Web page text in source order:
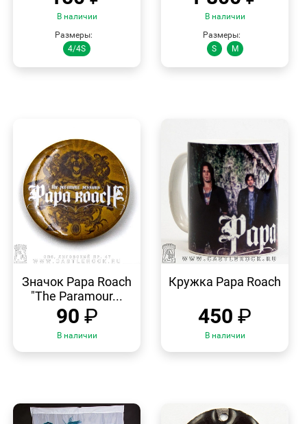
В наличии
Размеры:
4/4S
В наличии
Размеры:
S
M
ПРОСМОТР
Значок Papa Roach
"The Paramour...
90 ₽
В наличии
ПРОСМОТР
Кружка Papa Roach
450 ₽
В наличии